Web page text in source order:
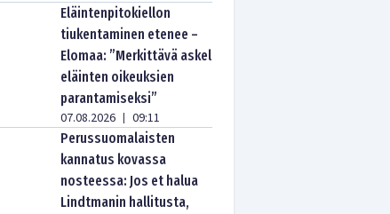
Eläintenpitokiellon
tiukentaminen etenee –
Elomaa: ”Merkittävä askel
eläinten oikeuksien
parantamiseksi”
07.08.2026 | 09:11
Perussuomalaisten
kannatus kovassa
nosteessa: Jos et halua
Lindtmanin hallitusta,